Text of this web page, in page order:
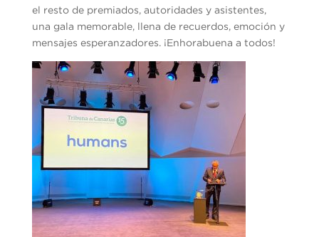
el resto de premiados, autoridades y asistentes,
una gala memorable, llena de recuerdos, emoción y
mensajes esperanzadores. ¡Enhorabuena a todos!